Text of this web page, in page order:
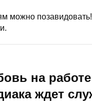
можно
на
ждет